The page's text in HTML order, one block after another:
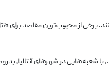
شعبه‌هایی در شهرهای آنتالیا،